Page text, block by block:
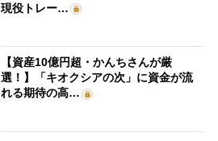
現役トレー…
【資産10億円超・かんちさんが厳
選！】「キオクシアの次」に資金が流
れる期待の高…